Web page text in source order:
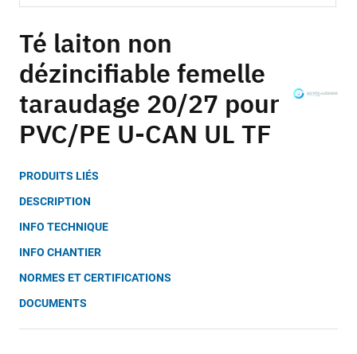
to
the
beginning
of
the
gallery
Té laiton non
dézincifiable femelle
taraudage 20/27 pour
PVC/PE U-CAN UL TF
PRODUITS LIÉS
DESCRIPTION
INFO TECHNIQUE
INFO CHANTIER
NORMES ET CERTIFICATIONS
DOCUMENTS